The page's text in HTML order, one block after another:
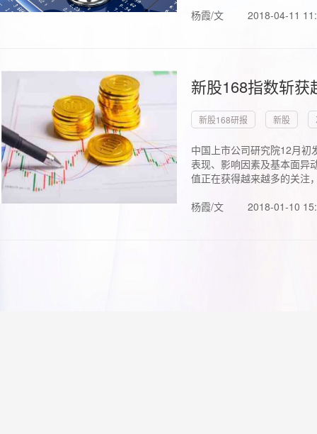
杨霞/文 2018-04-11
新股168指数斩
新股168研报 新股
中国上市公司研究院12月初
表现、影响因素及基本面异
值正在获得越来越多的关注
杨霞/文
2018-01-10